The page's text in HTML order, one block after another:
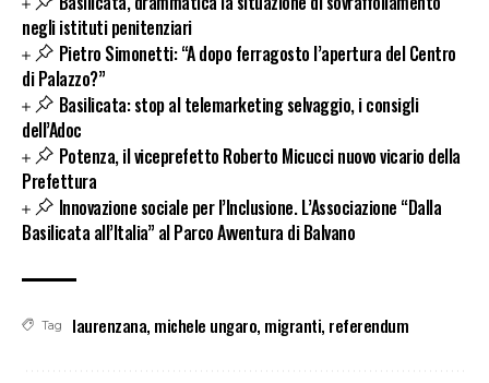
negli istituti penitenziari
Pietro Simonetti: “A dopo ferragosto l’apertura del Centro
di Palazzo?”
Basilicata: stop al telemarketing selvaggio, i consigli
dell’Adoc
Potenza, il viceprefetto Roberto Micucci nuovo vicario della
Prefettura
Innovazione sociale per l’Inclusione. L’Associazione “Dalla
Basilicata all’Italia” al Parco Avventura di Balvano
Tag laurenzana, michele ungaro, migranti, referendum